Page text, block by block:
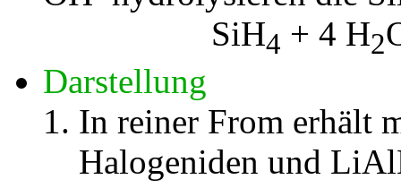
SiH4 + 4 H2
Darstellung
In reiner From erhält
Halogeniden und